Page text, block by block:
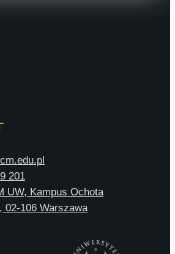
201
UW, Kampus Ochota
02-106 Warszawa